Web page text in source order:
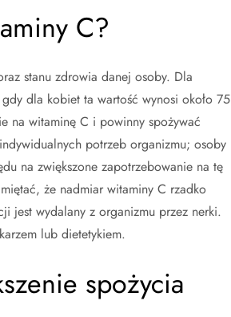
C?
stanu zdrowia danej osoby. Dla
dla kobiet ta wartość wynosi około 75
na witaminę C i powinny spożywać
potrzeb organizmu; osoby
na zwiększone zapotrzebowanie na tę
że nadmiar witaminy C rzadko
jest wydalany z organizmu przez nerki.
lub dietetykiem.
spożycia